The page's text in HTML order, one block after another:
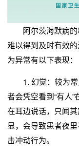
阿尔茨海默病的
难以得到及时有效
为异常有以下表现：
1. 幻觉：较为常
者会凭空看到“有人
在耳边说话，只闻
显，会导致患者夜
击冲动行为。